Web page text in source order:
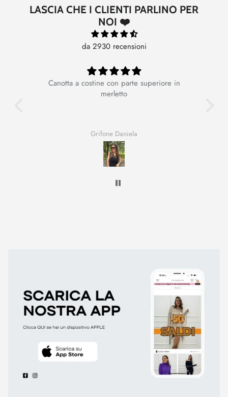
LASCIA CHE I CLIENTI PARLINO PER
NOI ❤️
da 2930 recensioni
Canotta a costine con parte superiore in
merletto
Grifone Daniela